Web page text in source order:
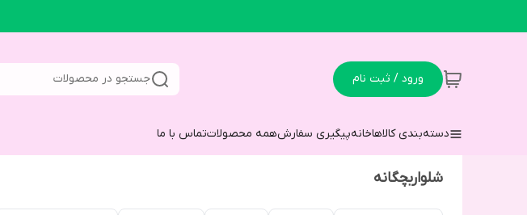
ورود / ثبت نام جستجو در محصولات
دسته‌بندی کالاهاخانهپیگیری سفارشهمه محصولاتتماس با ما
شلواربچگانه